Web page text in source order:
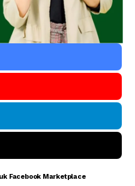
Facebook Marketplace